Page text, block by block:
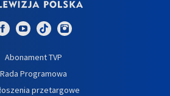
Abonament TVP
Rada Programowa
przetargowe